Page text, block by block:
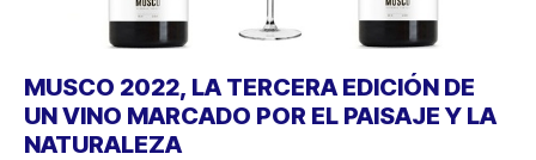
MUSCO 2022, LA TERCERA EDICIÓN DE
UN VINO MARCADO POR EL PAISAJE Y LA
NATURALEZA